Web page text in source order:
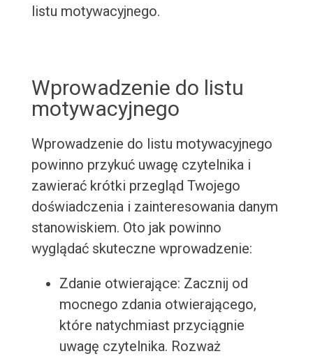
listu motywacyjnego.
Wprowadzenie do listu
motywacyjnego
Wprowadzenie do listu motywacyjnego
powinno przykuć uwagę czytelnika i
zawierać krótki przegląd Twojego
doświadczenia i zainteresowania danym
stanowiskiem. Oto jak powinno
wyglądać skuteczne wprowadzenie:
Zdanie otwierające: Zacznij od
mocnego zdania otwierającego,
które natychmiast przyciągnie
uwagę czytelnika. Rozważ